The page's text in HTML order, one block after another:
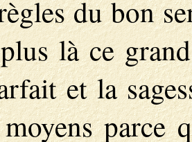
du bon
là ce
et la
parce